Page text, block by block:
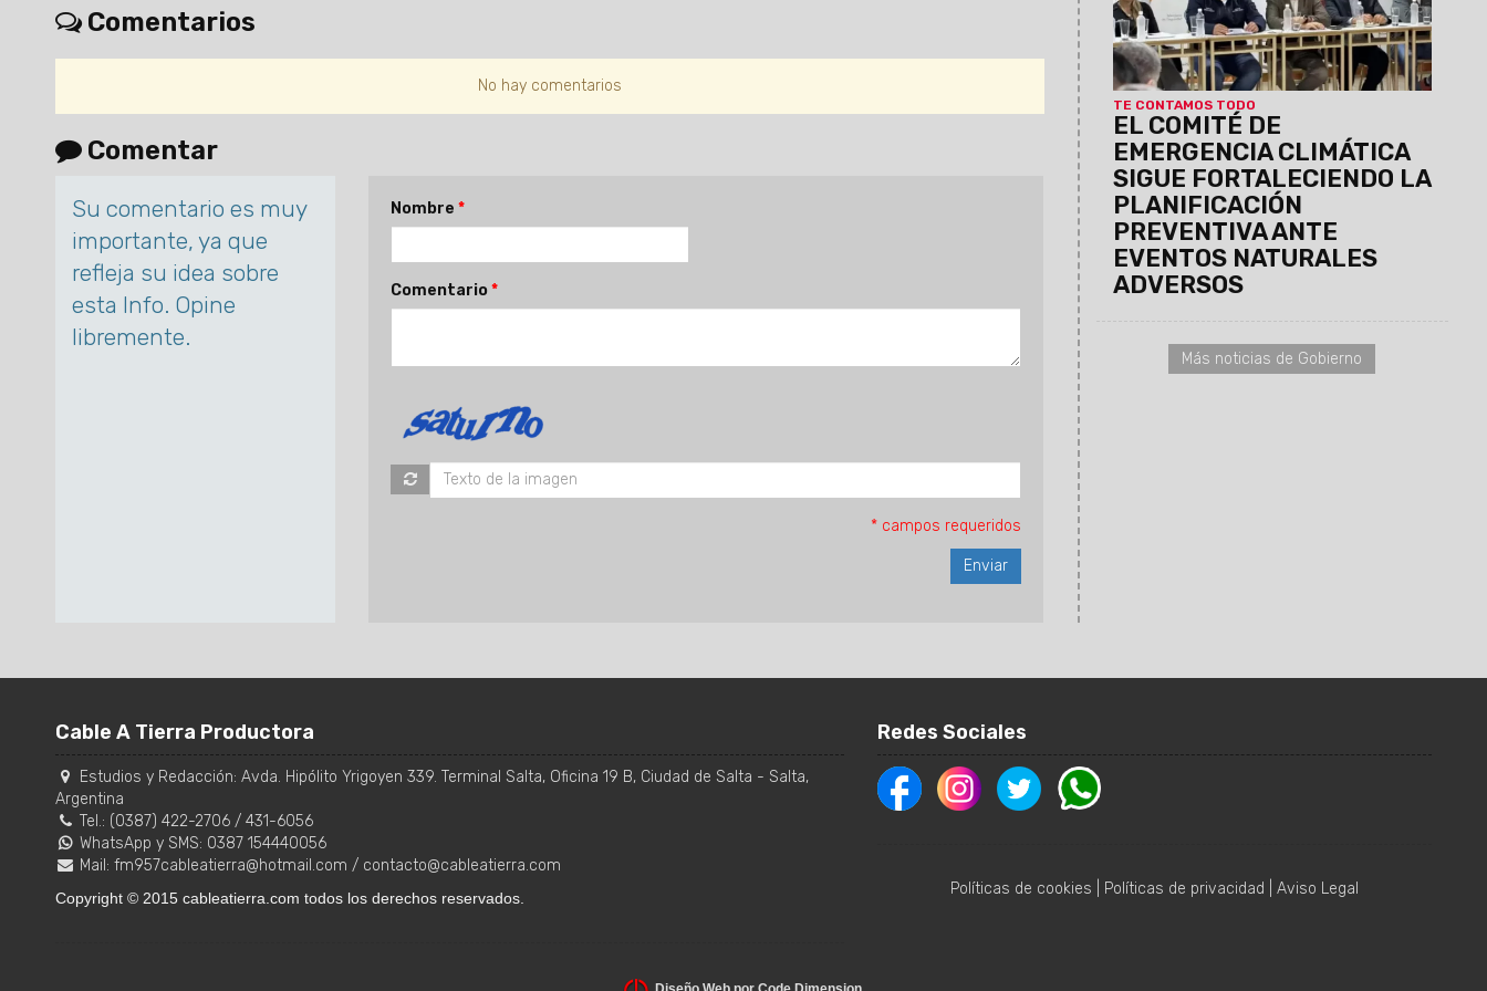
Comentarios
No hay comentarios
Comentar
Su comentario es muy
importante, ya que
refleja su idea sobre
esta Info. Opine
libremente.
Nombre
Comentario
* campos requeridos
TE CONTAMOS TODO
EL COMITÉ DE
EMERGENCIA CLIMÁTICA
SIGUE FORTALECIENDO LA
PLANIFICACIÓN
PREVENTIVA ANTE
EVENTOS NATURALES
ADVERSOS
preventivas y operativas entre los
distintos organismos provinciales y las
fuerzas de seguridad nacionales.
Más noticias de Gobierno
Cable A Tierra Productora
Estudios y Redacción: Avda. Hipólito Yrigoyen 339. Terminal Salta, Oficina 19 B, Ciudad de Salta - Salta,
Argentina
Tel.: (0387) 422-2706 / 431-6056
WhatsApp y SMS: 0387 154440056
Mail: fm957cableatierra@hotmail.com / contacto@cableatierra.com
Copyright © 2015 cableatierra.com todos los derechos reservados.
Redes Sociales
Políticas de cookies Políticas de privacidad |Aviso Legal